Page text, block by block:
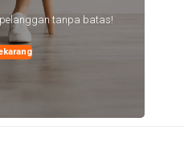
tanpa batas!